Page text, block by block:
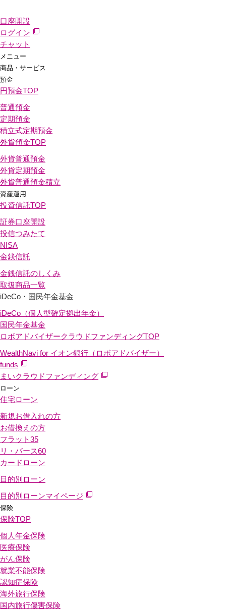
口座開設
ログイン
チャット
メニュー
商品・サービス
預金
円預金TOP
普通預金
定期預金
積立式定期預金
外貨預金TOP
外貨普通預金
外貨定期預金
外貨普通預金積立
資産運用
投資信託TOP
証券口座開設
投信つみたて
NISA
金銭信託
金銭信託のしくみ
取扱商品一覧
iDeCo・国民年金基金
iDeCo（個人型確定拠出年金）
国民年金基金
ロボアドバイザークラウドファンディングTOP
WealthNavi for イオン銀行（ロボアドバイザー）
funds
まいクラウドファンディング
ローン
住宅ローン
新規お借入れの方
お借換えの方
フラット35
リ・バース60
カードローン
目的別ローン
目的別ローンマイページ
保険
保険TOP
個人年金保険
医療保険
がん保険
就業不能保険
認知症保険
海外旅行保険
国内旅行傷害保険